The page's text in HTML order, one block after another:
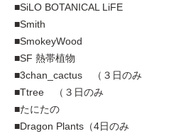
■SiLO BOTANICAL LiFE
■Smith
■SmokeyWood
■SF 熱帯植物
■3chan_cactus （３日のみ
■Ttree （３日のみ
■たにたの
■Dragon Plants（4日のみ